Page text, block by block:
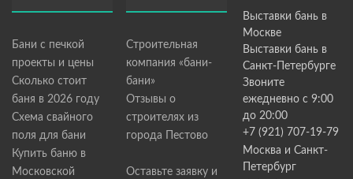
Бани с печкой
проекты и цены
Сколько стоит
баня в 2026 году
Схема свайного
поля для бани
Купить баню в
Московской
Строительная
компания «бани-
бани»
Отзывы о
строителях из
города Пестово
Оставьте заявку и
Выставки бань в
Москве
Выставки бань в
Санкт-Петербурге
Звоните
ежедневно с 9:00
до 20:00
+7 (921) 707-19-79
Москва и Санкт-
Петербург